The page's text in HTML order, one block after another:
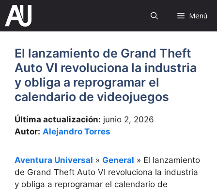
Saltar
contenido
Menú
El lanzamiento de Grand Theft
Auto VI revoluciona la industria
y obliga a reprogramar el
calendario de videojuegos
Última actualización: junio 2, 2026
Autor: Alejandro Torres
Aventura Universal » General » El lanzamiento
de Grand Theft Auto VI revoluciona la industria
y obliga a reprogramar el calendario de